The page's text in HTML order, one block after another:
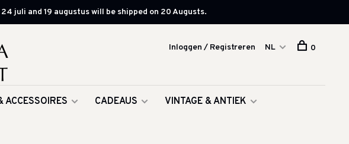
juli and 19 augustus will be shipped on 20 Augusts.
ACCESSOIRES CADEAUS
VINTAGE & ANTIEK
Inloggen / Registreren NL 0